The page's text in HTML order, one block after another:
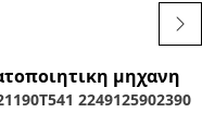
μηχανη
1190T541 2249125902390